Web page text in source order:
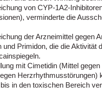
von CYP-1A2-
verminderte die
der Arzneimittel gegen
und Primidon, die die
mit Cimetidin (Mittel
Herzrhythmusstörungen)
in den toxischen Bereich